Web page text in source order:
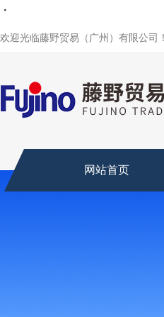
欢迎光临藤野贸易（广州）有限公司！
网站首页
・・・・・